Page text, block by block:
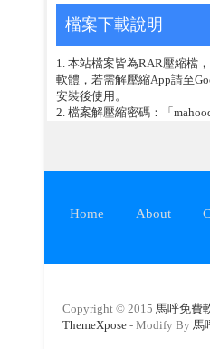
檔案下載說明
1. 本站檔案皆為RAR壓縮檔
軟體，若需解壓縮App請至
安裝後使用。
2. 檔案解壓縮密碼：「
Home About
Copyright © 2015 馬呼免費
ThemeXpose - Modify By 馬